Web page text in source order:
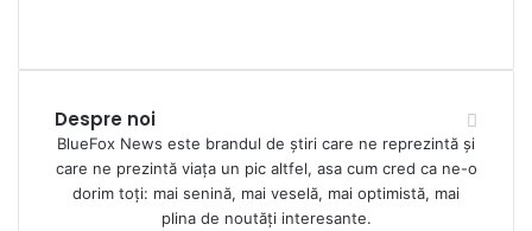
Despre noi
BlueFox News este brandul de știri care ne reprezintă și
care ne prezintă viața un pic altfel, asa cum cred ca ne-o
dorim toți: mai senină, mai veselă, mai optimistă, mai
plina de noutăți interesante.